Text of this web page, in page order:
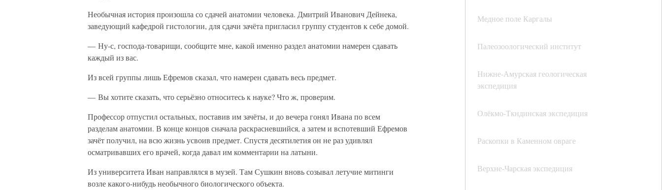
Медное поле Каргалы
Палеозоологический институт
Нижне-Амурская геологическая
экспедиция
Олёкмо-Ткндинская экспедиция
Раскопки в Каменном овраге
Верхне-Чарская экспедиция
Необычная история произошла со сдачей анатомии человека. Дмитрий Иванович Дейнека,
заведующий кафедрой гистологии, для сдачи зачёта пригласил группу студентов к себе домой.
— Ну-с, господа-товарищи, сообщите мне, какой именно раздел анатомии намерен сдавать
каждый из вас.
Из всей группы лишь Ефремов сказал, что намерен сдавать весь предмет.
— Вы хотите сказать, что серьёзно относитесь к науке? Что ж, проверим.
Профессор отпустил остальных, поставив им зачёты, и до вечера гонял Ивана по всем
разделам анатомии. В конце концов сначала раскрасневшийся, а затем и вспотевший Ефремов
зачёт получил, на всю жизнь усвоив предмет. Спустя десятилетия он не раз удивлял
осматривавших его врачей, когда давал им комментарии на латыни.
Из университета Иван направлялся в музей. Там Сушкин вновь созывал летучие митинги
возле какого-нибудь необычного биологического объекта.